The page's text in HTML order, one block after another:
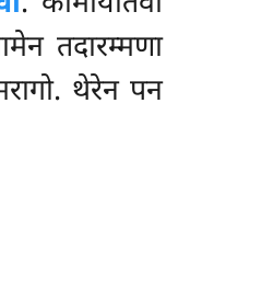
तदारम्मणा
थेरेन पन